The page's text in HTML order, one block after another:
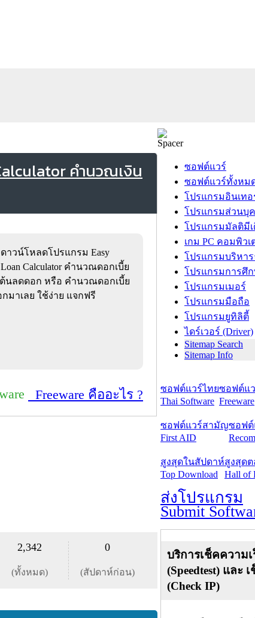
คำนวณเงิน
ดาวน์โหลดโปรแกรม Easy
Loan Calculator คำนวณดอกเบี้ย
ต้นลดดอก หรือ คำนวณดอกเบี้ย
มาเลย ใช้ง่าย แจกฟรี
Freeware คืออะไร ?
2,342
(ทั้งหมด)
0
(สัปดาห์ก่อน)
ซอฟต์แวร์
ซอฟต์แวร์ทั้งหม
โปรแกรมอินเทอ
โปรแกรมส่วนบุ
โปรแกรมมัลติมีเ
เกม PC คอมพิวเ
โปรแกรมบริหา
โปรแกรมการศึ
โปรแกรมเมอร์
โปรแกรมมือถือ
โปรแกรมยูทิลิตี้
ไดร์เวอร์ (Driver)
Sitemap Search
Sitemap Info
ซอฟต์แวร์ไทย
Thai Software
ซอฟต์แ
Freeware
ซอฟต์แวร์สามัญ
First AID
ซอฟต์
สูงสุดในสัปดาห์
Top Download
สูงสุด
Hall of
ส่งโปรแกรม
Submit
บริการเช็คความเ
(Speedtest) และ
(Check IP)